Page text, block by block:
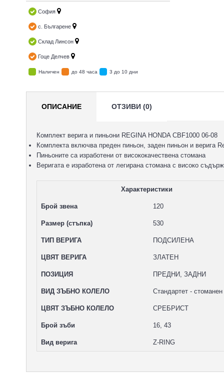
София
с. Българене
Склад Линсон
Гоце Делчев
Наличен до 48 часа 3 до 10 дни
ОПИСАНИЕ ОТЗИВИ (0)
Комплект верига и пиньони REGINA HONDA CBF1000 06-08
Комплекта включва преден пиньон, заден пиньон и верига
Пиньоните са изработени от висококачествена стомана
Веригата е изработена от легирана стомана с високо
Характеристики
Брой звена 120
Размер (стъпка) 530
ТИП ВЕРИГА ПОДСИЛЕНА
ЦВЯТ ВЕРИГА ЗЛАТЕН
ПОЗИЦИЯ ПРЕДНИ, ЗАДНИ
ВИД ЗЪБНО КОЛЕЛО Стандартет - стоманен
ЦВЯТ ЗЪБНО КОЛЕЛО СРЕБРИСТ
Брой зъби 16, 43
Вид верига Z-RING